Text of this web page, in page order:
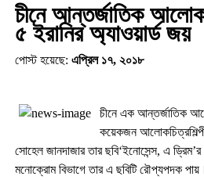
চীনে আন্তর্জাতিক
৫ ইরানির অ্যাওয়ার্ড জয়
পোস্ট হয়েছে: এপ্রিল ১৭, ২০১৮
চীনে এক আন্তর্জাতিক
কয়েকজন
সোহেল জানদাজার তার ছবি‘ইনোসেন্স, এ
মনোক্রোম বিভাগে তার এ ছবিটি রৌপ্যপদক